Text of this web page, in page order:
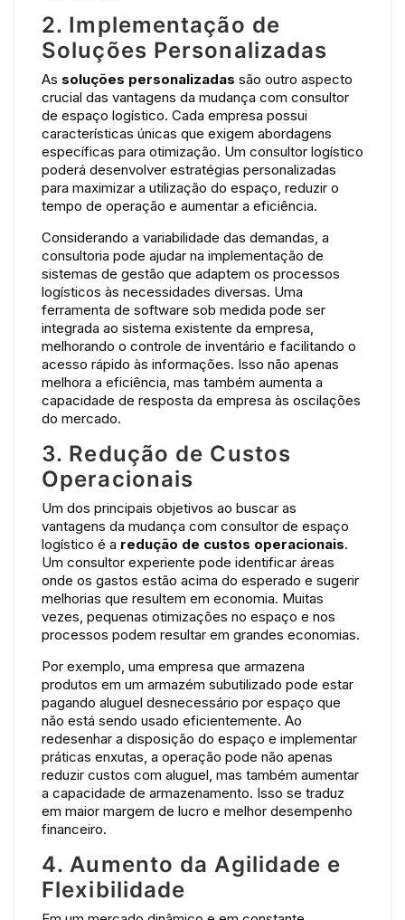
2. Implementação de
Soluções Personalizadas
As soluções personalizadas são outro aspecto
crucial das vantagens da mudança com consultor
de espaço logístico. Cada empresa possui
características únicas que exigem abordagens
específicas para otimização. Um consultor logístico
poderá desenvolver estratégias personalizadas
para maximizar a utilização do espaço, reduzir o
tempo de operação e aumentar a eficiência.
Considerando a variabilidade das demandas, a
consultoria pode ajudar na implementação de
sistemas de gestão que adaptem os processos
logísticos às necessidades diversas. Uma
ferramenta de software sob medida pode ser
integrada ao sistema existente da empresa,
melhorando o controle de inventário e facilitando o
acesso rápido às informações. Isso não apenas
melhora a eficiência, mas também aumenta a
capacidade de resposta da empresa às oscilações
do mercado.
3. Redução de Custos
Operacionais
Um dos principais objetivos ao buscar as
vantagens da mudança com consultor de espaço
logístico é a redução de custos operacionais.
Um consultor experiente pode identificar áreas
onde os gastos estão acima do esperado e sugerir
melhorias que resultem em economia. Muitas
vezes, pequenas otimizações no espaço e nos
processos podem resultar em grandes economias.
Por exemplo, uma empresa que armazena
produtos em um armazém subutilizado pode estar
pagando aluguel desnecessário por espaço que
não está sendo usado eficientemente. Ao
redesenhar a disposição do espaço e implementar
práticas enxutas, a operação pode não apenas
reduzir custos com aluguel, mas também aumentar
a capacidade de armazenamento. Isso se traduz
em maior margem de lucro e melhor desempenho
financeiro.
4. Aumento da Agilidade e
Flexibilidade